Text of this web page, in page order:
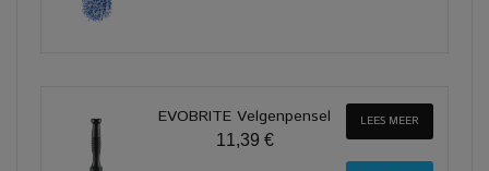
EVOBRITE Velgenpensel
11,39 €
LEES MEER